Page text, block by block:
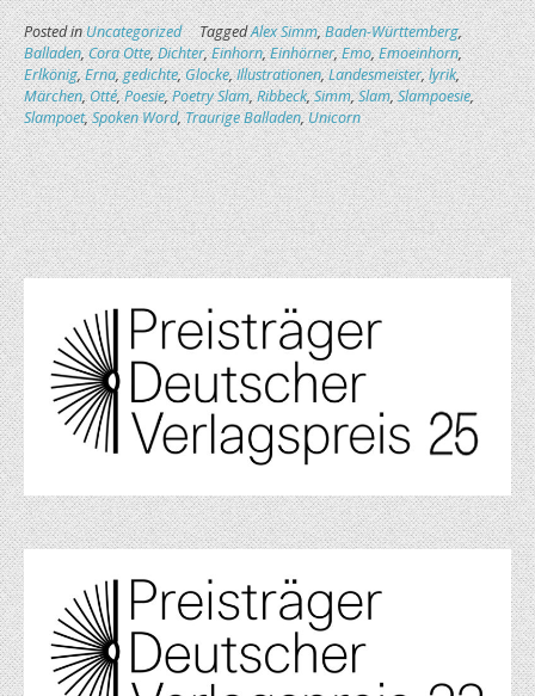
Posted inUncategorized TaggedAlex Simm,Baden-Württemberg,
Balladen,Cora Otte,Dichter,Einhorn,Einhörner,Emo,Emoeinhorn,
Erlkönig,Erna,gedichte,Glocke,Illustrationen,Landesmeister,lyrik,
Märchen,Otté,Poesie,Poetry Slam,Ribbeck,Simm,Slam,Slampoesie,
Slampoet,Spoken Word,Traurige Balladen,Unicorn